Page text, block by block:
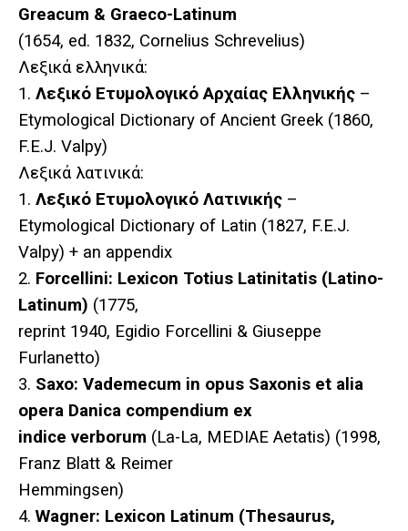
Greacum & Graeco-Latinum
(1654, ed. 1832, Cornelius Schrevelius)
Λεξικά ελληνικά:
1. Λεξικό Ετυμολογικό Αρχαίας Ελληνικής –
Etymological Dictionary of Ancient Greek (1860,
F.E.J. Valpy)
Λεξικά λατινικά:
1. Λεξικό Ετυμολογικό Λατινικής –
Etymological Dictionary of Latin (1827, F.E.J.
Valpy) + an appendix
2. Forcellini: Lexicon Totius Latinitatis (Latino-
Latinum) (1775,
reprint 1940, Egidio Forcellini & Giuseppe
Furlanetto)
3. Saxo: Vademecum in opus Saxonis et alia
opera Danica compendium ex
indice verborum (La-La, MEDIAE Aetatis) (1998,
Franz Blatt & Reimer
Hemmingsen)
4. Wagner: Lexicon Latinum (Thesaurus,